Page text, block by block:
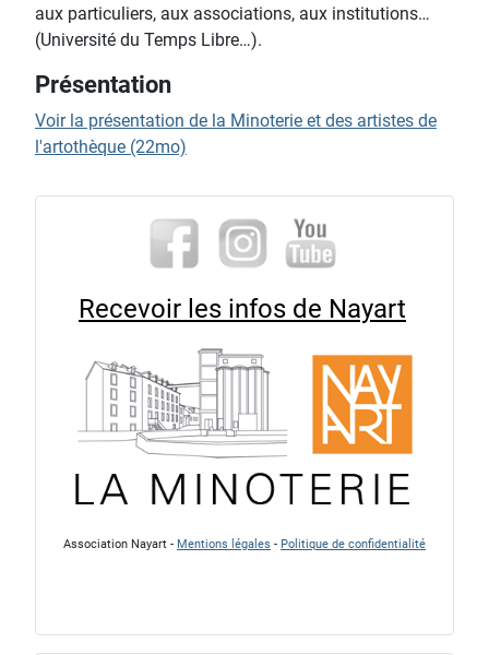
aux particuliers, aux associations, aux institutions…
(Université du Temps Libre…).
Présentation
Voir la présentation de la Minoterie et des artistes de
l'artothèque (22mo)
Recevoir les infos de Nayart
Association Nayart - Mentions légales - Politique de confidentialité